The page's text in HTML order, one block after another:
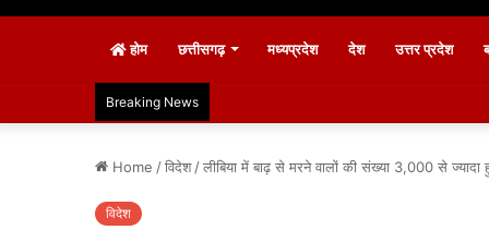
होम छत्तीसगढ़ मध्यप्रदेश देश उत्तर प्रदेश
Breaking News
Home /विदेश /लीबिया में बाढ़ से मरने वालों की संख्या 3,000 से ज्यादा
विदेश